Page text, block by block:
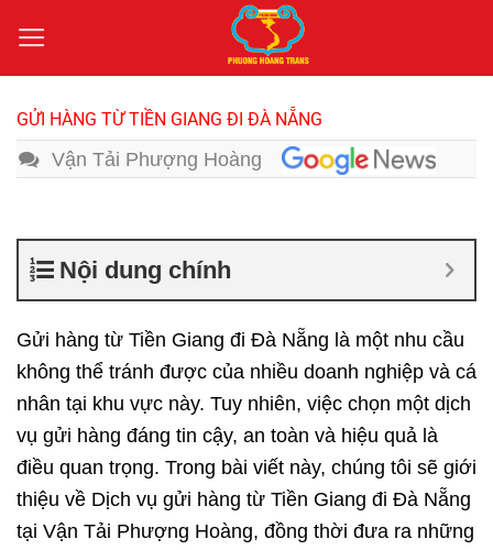
qua
nội
dung
GỬI HÀNG TỪ TIỀN GIANG ĐI ĐÀ NẴNG
Vận Tải Phượng Hoàng
Nội dung chính
Gửi hàng từ Tiền Giang đi Đà Nẵng là một nhu cầu
không thể tránh được của nhiều doanh nghiệp và cá
nhân tại khu vực này. Tuy nhiên, việc chọn một dịch
vụ gửi hàng đáng tin cậy, an toàn và hiệu quả là
điều quan trọng. Trong bài viết này, chúng tôi sẽ giới
thiệu về Dịch vụ gửi hàng từ Tiền Giang đi Đà Nẵng
tại Vận Tải Phượng Hoàng, đồng thời đưa ra những